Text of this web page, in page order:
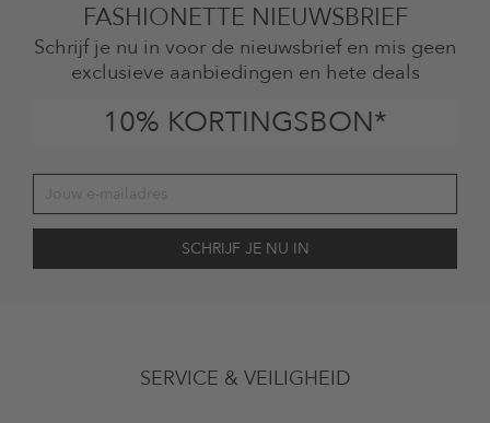
FASHIONETTE NIEUWSBRIEF
Schrijf je nu in voor de nieuwsbrief en mis geen
exclusieve aanbiedingen en hete deals
10% KORTINGSBON*
gegevens gebruikt voor reclamedoeleinden conform de bepalingen
SERVICE & VEILIGHEID